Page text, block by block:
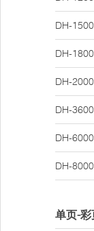
DH-
DH-
DH-
DH-
DH-
DH-
单页-彩